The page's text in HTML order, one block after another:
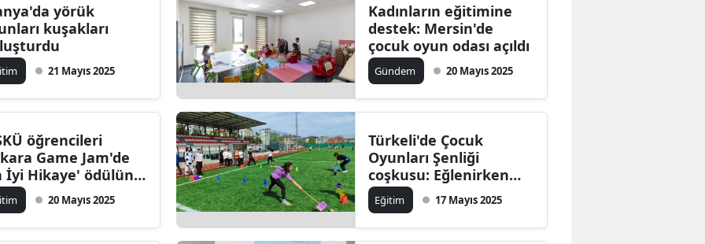
Bitlis
Bolu
Burdur
Çanakkale
Çankırı
Çorum
yörük
kuşakları
21 Mayıs 2025
Kadınların eğitimine
destek: Mersin'de
çocuk oyun odası açıldı
Gündem 20 Mayıs 2025
öğrencileri
Game Jam'de
İyi Hikaye' ödülünü
20 Mayıs 2025
Türkeli'de Çocuk
Oyunları Şenliği
coşkusu: Eğlenirken
öğrenme fırsatı
Eğitim 17 Mayıs 2025